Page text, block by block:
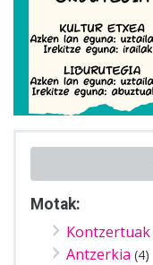
Motak:
Kontzertuak
Antzerkia (4)